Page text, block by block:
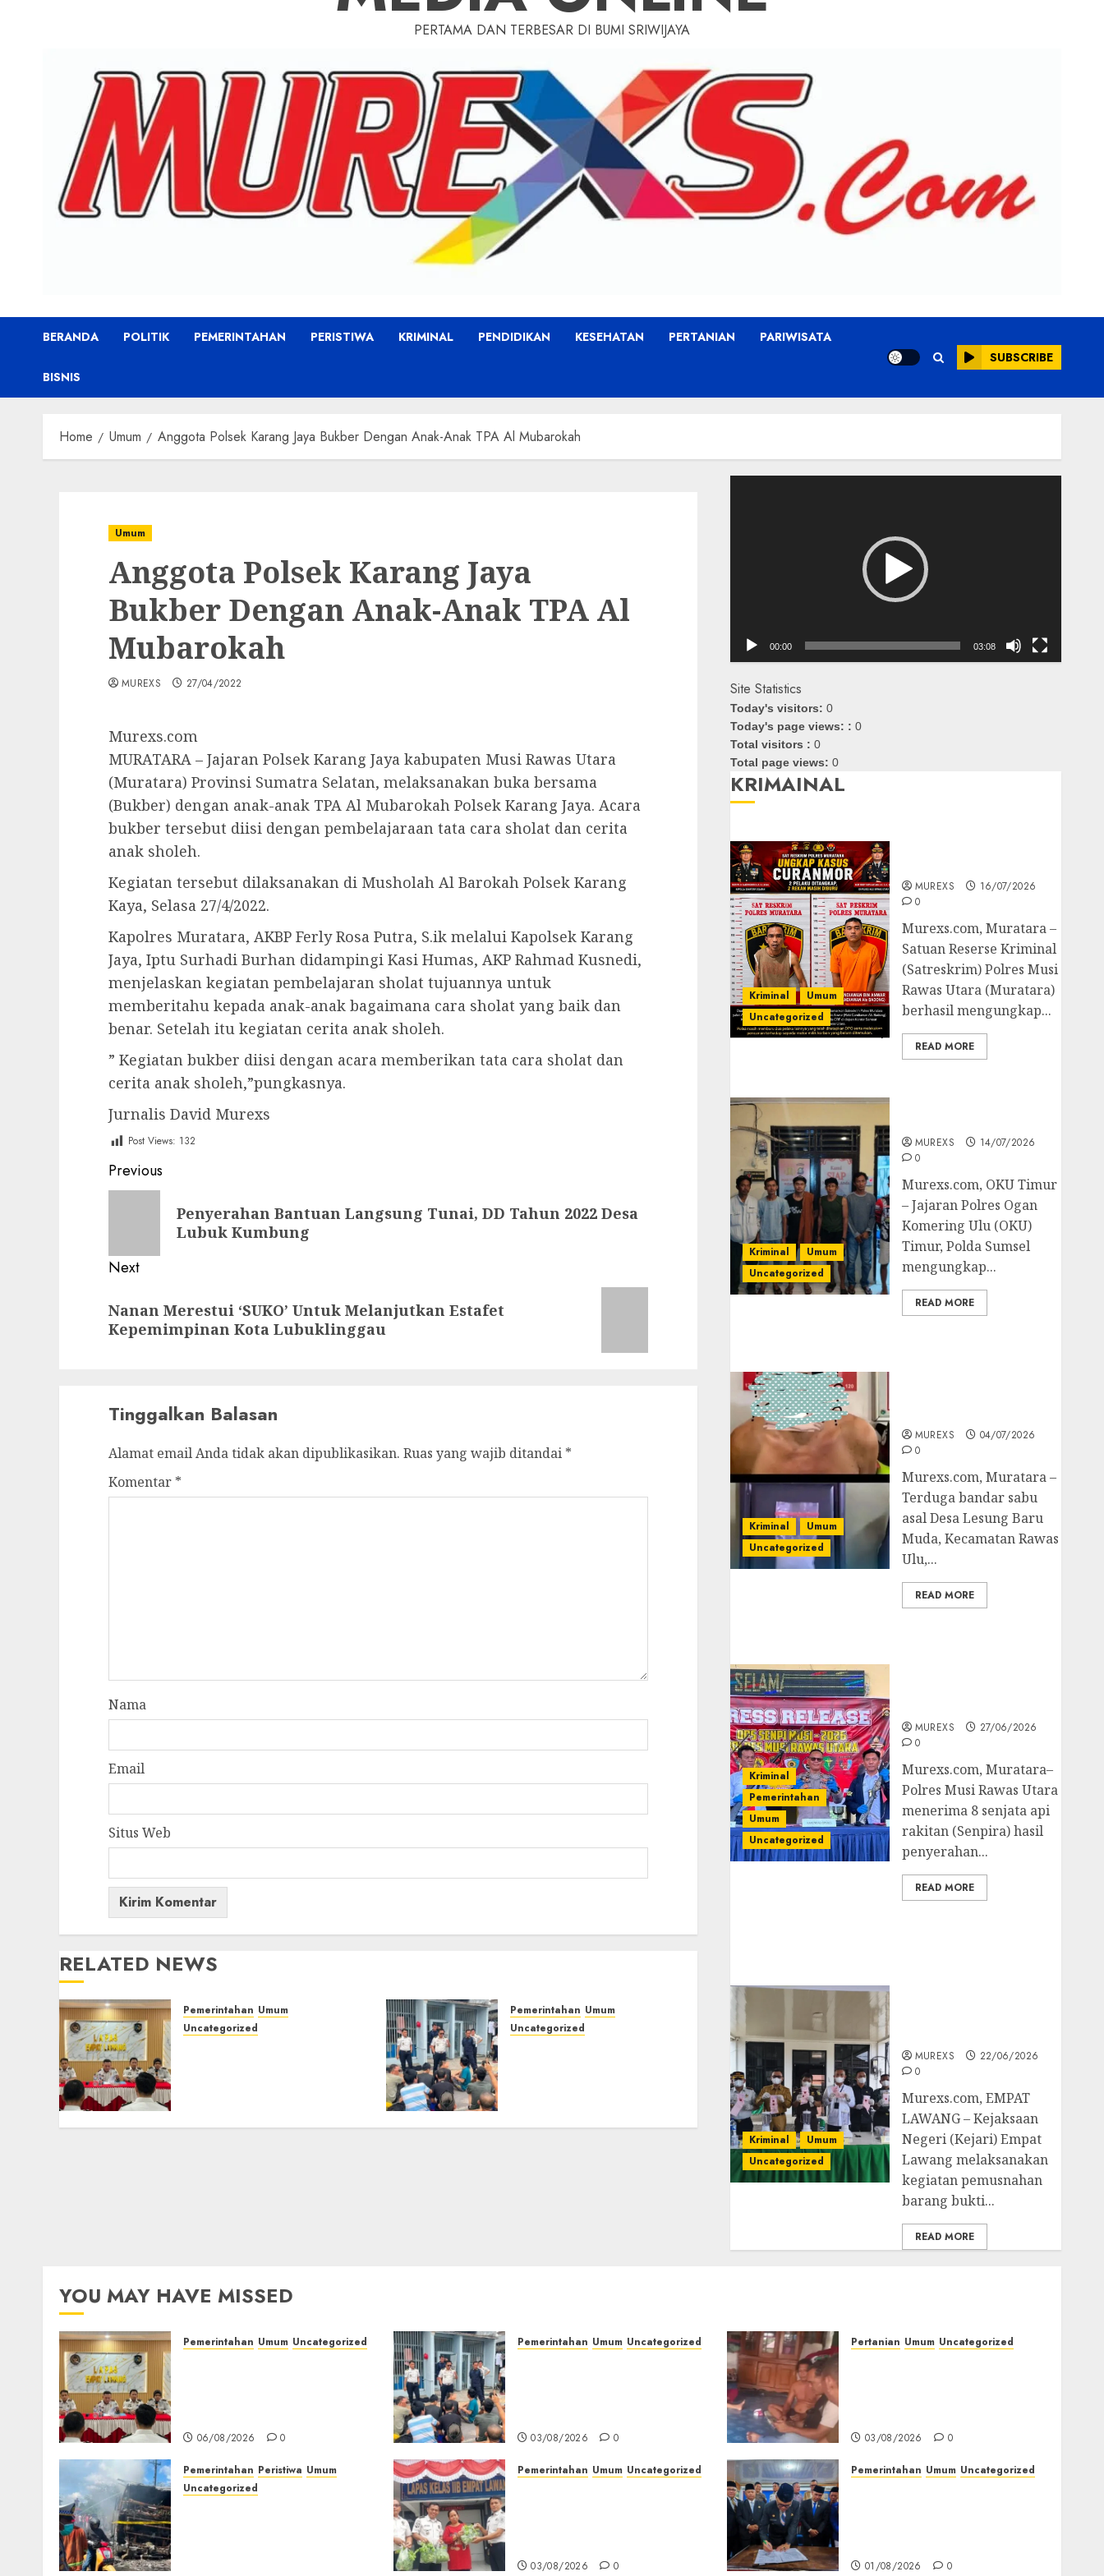
PERTAMA DAN TERBESAR DI BUMI SRIWIJAYA
BERANDA POLITIK PEMERINTAHAN PERISTIWA KRIMINAL PENDIDIKAN KESEHATAN PERTANIAN PARIWISATA
BISNIS
SUBSCRIBE
Home Umum Anggota Polsek Karang Jaya Bukber Dengan Anak-Anak TPA Al Mubarokah
Umum
Anggota Polsek Karang Jaya
Bukber Dengan Anak-Anak TPA Al
Mubarokah
MUREXS 27/04/2022
Murexs.com
MURATARA – Jajaran Polsek Karang Jaya kabupaten Musi Rawas Utara
(Muratara) Provinsi Sumatra Selatan, melaksanakan buka bersama
(Bukber) dengan anak-anak TPA Al Mubarokah Polsek Karang Jaya. Acara
bukber tersebut diisi dengan pembelajaraan tata cara sholat dan cerita
anak sholeh.
Kegiatan tersebut dilaksanakan di Musholah Al Barokah Polsek Karang
Kaya, Selasa 27/4/2022.
Kapolres Muratara, AKBP Ferly Rosa Putra, S.ik melalui Kapolsek Karang
Jaya, Iptu Surhadi Burhan didampingi Kasi Humas, AKP Rahmad Kusnedi,
menjelaskan kegiatan pembelajaran sholat tujuannya untuk
memberitahu kepada anak-anak bagaimana cara sholat yang baik dan
benar. Setelah itu kegiatan cerita anak sholeh.
” Kegiatan bukber diisi dengan acara memberikan tata cara sholat dan
cerita anak sholeh,”pungkasnya.
Jurnalis David Murexs
Post Views: 132
Post
navigation
Previous
Penyerahan Bantuan Langsung Tunai, DD Tahun 2022 Desa
Lubuk Kumbung
Next
post:
Nanan Merestui ‘SUKO’ Untuk Melanjutkan Estafet
Kepemimpinan Kota Lubuklinggau
Tinggalkan Balasan
Alamat email Anda tidak akan dipublikasikan. Ruas yang wajib ditandai *
Komentar *
Nama
Email
Situs Web
RELATED NEWS
Pemerintahan Umum
Uncategorized
Pemerintahan Umum
Uncategorized
00:00 03:08
Site Statistics
Today's visitors: 0
Today's page views: : 0
Total visitors : 0
Total page views: 0
KRIMAINAL
Kriminal
Umum
Uncategorized
MUREXS
16/07/2026
0
Murexs.com, Muratara –
Satuan Reserse Kriminal
(Satreskrim) Polres Musi
Rawas Utara (Muratara)
berhasil mengungkap...
READ MORE
Kriminal
Umum
Uncategorized
MUREXS
14/07/2026
0
Murexs.com, OKU Timur
– Jajaran Polres Ogan
Komering Ulu (OKU)
Timur, Polda Sumsel
mengungkap...
READ MORE
Kriminal
Umum
Uncategorized
MUREXS
04/07/2026
0
Murexs.com, Muratara –
Terduga bandar sabu
asal Desa Lesung Baru
Muda, Kecamatan Rawas
Ulu,...
READ MORE
Kriminal
Pemerintahan
Umum
Uncategorized
MUREXS
27/06/2026
0
Murexs.com, Muratara–
Polres Musi Rawas Utara
menerima 8 senjata api
rakitan (Senpira) hasil
penyerahan...
READ MORE
Kriminal
Umum
Uncategorized
MUREXS
22/06/2026
0
‎Murexs.com, EMPAT
LAWANG – Kejaksaan
Negeri (Kejari) Empat
Lawang melaksanakan
kegiatan pemusnahan
barang bukti...
READ MORE
YOU MAY HAVE MISSED
Pemerintahan Umum Uncategorized
06/08/2026 0
Pemerintahan Umum Uncategorized
03/08/2026 0
Pertanian Umum Uncategorized
03/08/2026 0
Pemerintahan Peristiwa Umum
Uncategorized
Pemerintahan Umum Uncategorized
03/08/2026 0
Pemerintahan Umum Uncategorized
01/08/2026 0